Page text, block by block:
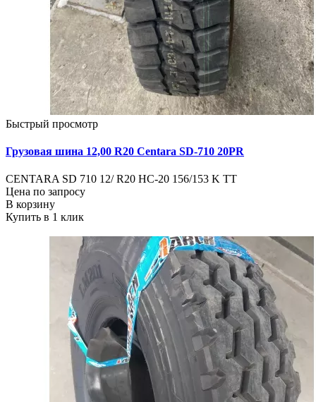
Быстрый просмотр
Грузовая шина 12,00 R20 Centara SD-710 20PR
CENTARA SD 710 12/ R20 HC-20 156/153 K ТТ
Цена по запросу
В корзину
Купить в 1 клик